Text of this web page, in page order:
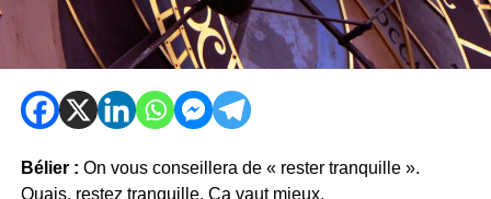
Bélier : On vous conseillera de « rester tranquille ».
Ouais, restez tranquille. Ça vaut mieux.